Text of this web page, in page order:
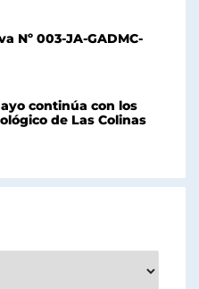
Nº 003-JA-GADMC-
continúa con los
de Las Colinas